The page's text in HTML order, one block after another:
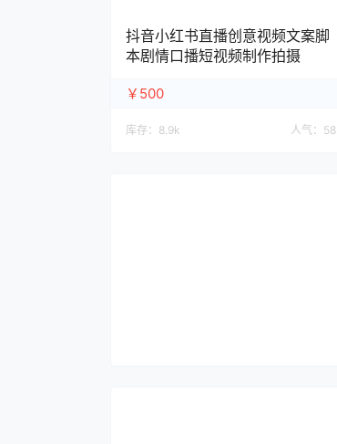
抖音小红书直播创意视频文案脚
本剧情口播短视频制作拍摄
￥500
库存： 8.9k 人气： 58